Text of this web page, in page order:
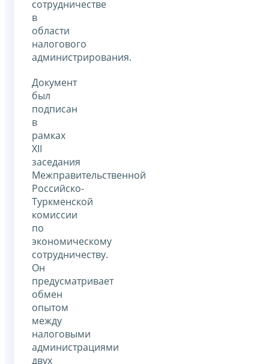
сотрудничестве
в
области
налогового
администрирования.
Документ
был
подписан
в
рамках
XII
заседания
Межправительственной
Российско-
Туркменской
комиссии
по
экономическому
сотрудничеству.
Он
предусматривает
обмен
опытом
между
налоговыми
администрациями
двух